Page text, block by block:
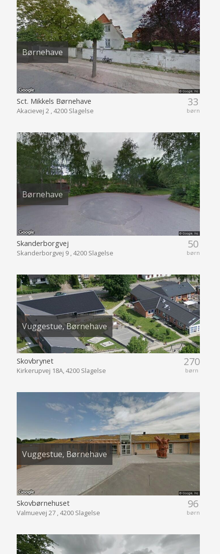
Børnehave
33
børn
Sct. Mikkels Børnehave
Akacievej 2 , 4200 Slagelse
Børnehave
50
børn
Skanderborgvej
Skanderborgvej 9 , 4200 Slagelse
Vuggestue, Børnehave
270
børn
Skovbrynet
Kirkerupvej 18A, 4200 Slagelse
Vuggestue, Børnehave
96
børn
Skovbørnehuset
Valmuevej 27 , 4200 Slagelse